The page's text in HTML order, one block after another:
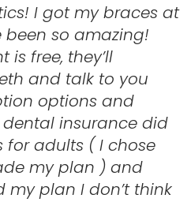
I got my braces at
been so amazing!
is free, they’ll
and talk to you
options and
insurance did
for adults ( I chose
my plan ) and
my plan I don’t think